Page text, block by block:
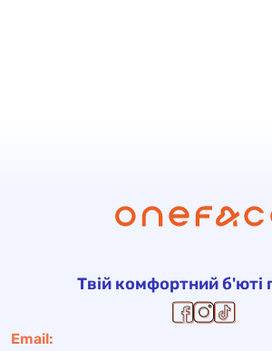
Твій комфортний б'юті
Email: